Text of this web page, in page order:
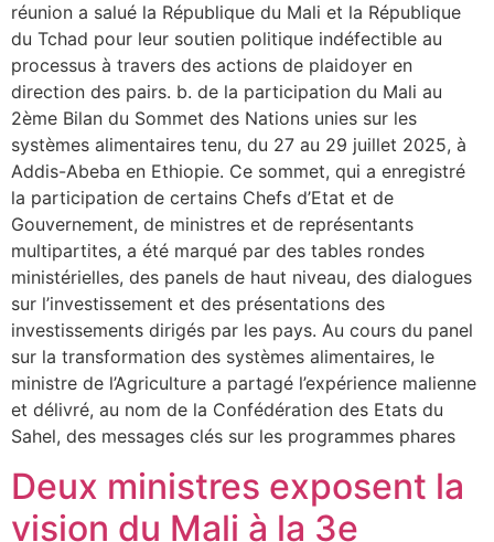
réunion a salué la République du Mali et la République
du Tchad pour leur soutien politique indéfectible au
processus à travers des actions de plaidoyer en
direction des pairs. b. de la participation du Mali au
2ème Bilan du Sommet des Nations unies sur les
systèmes alimentaires tenu, du 27 au 29 juillet 2025, à
Addis-Abeba en Ethiopie. Ce sommet, qui a enregistré
la participation de certains Chefs d’Etat et de
Gouvernement, de ministres et de représentants
multipartites, a été marqué par des tables rondes
ministérielles, des panels de haut niveau, des dialogues
sur l’investissement et des présentations des
investissements dirigés par les pays. Au cours du panel
sur la transformation des systèmes alimentaires, le
ministre de l’Agriculture a partagé l’expérience malienne
et délivré, au nom de la Confédération des Etats du
Sahel, des messages clés sur les programmes phares
Deux ministres exposent la
vision du Mali à la 3e